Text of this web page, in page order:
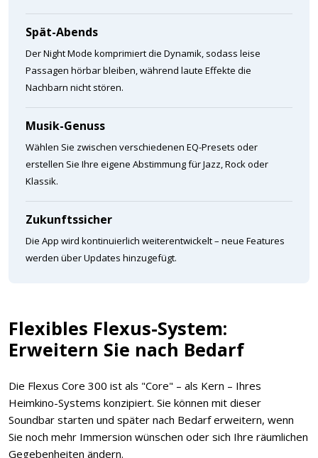
Spät-Abends
Der Night Mode komprimiert die Dynamik, sodass leise
Passagen hörbar bleiben, während laute Effekte die
Nachbarn nicht stören.
Musik-Genuss
Wählen Sie zwischen verschiedenen EQ-Presets oder
erstellen Sie Ihre eigene Abstimmung für Jazz, Rock oder
Klassik.
Zukunftssicher
Die App wird kontinuierlich weiterentwickelt – neue Features
werden über Updates hinzugefügt.
Flexibles Flexus-System:
Erweitern Sie nach Bedarf
Die Flexus Core 300 ist als "Core" – als Kern – Ihres
Heimkino-Systems konzipiert. Sie können mit dieser
Soundbar starten und später nach Bedarf erweitern, wenn
Sie noch mehr Immersion wünschen oder sich Ihre räumlichen
Gegebenheiten ändern.